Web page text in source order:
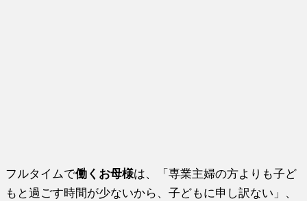
フルタイムで働くお母様は、「専業主婦の方よりも子ど
もと過ごす時間が少ないから、子どもに申し訳ない」、